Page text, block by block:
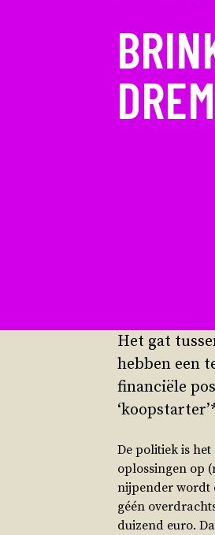
Het gat
hebben een
financiële
De politiek is
oplossingen op
nijpender wordt
géén
duizend euro.